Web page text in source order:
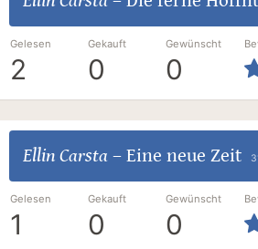
Gelesen
2
Gekauft
0
Gewünscht
0
Ellin Carsta – Eine neue Zeit
Gelesen
1
Gekauft
0
Gewünscht
0